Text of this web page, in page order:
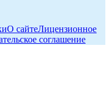
О сайтеЛицензионное
соглашение